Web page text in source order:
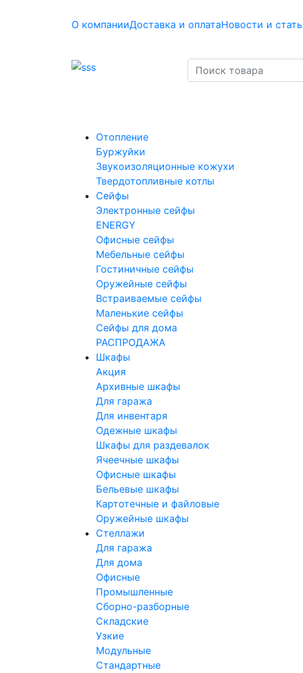
О компанииДоставка и оплатаНовости и
Отопление
Буржуйки
Звукоизоляционные кожухи
Твердотопливные котлы
Сейфы
Электронные сейфы
ENERGY
Офисные сейфы
Мебельные сейфы
Гостиничные сейфы
Оружейные сейфы
Встраиваемые сейфы
Маленькие сейфы
Сейфы для дома
РАСПРОДАЖА
Шкафы
Акция
Архивные шкафы
Для гаража
Для инвентаря
Одежные шкафы
Шкафы для раздевалок
Ячеечные шкафы
Офисные шкафы
Бельевые шкафы
Картотечные и файловые
Оружейные шкафы
Стеллажи
Для гаража
Для дома
Офисные
Промышленные
Сборно-разборные
Складские
Узкие
Модульные
Стандартные